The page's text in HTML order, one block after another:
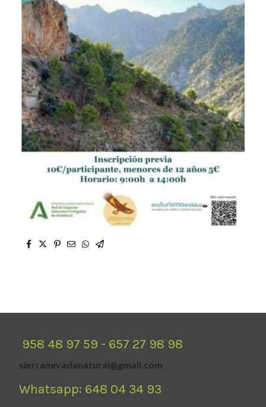
958 48 97 59 - 657 27 98 98
sierranevadanatural@gmail.com
Whatsapp: 648 04 34 93